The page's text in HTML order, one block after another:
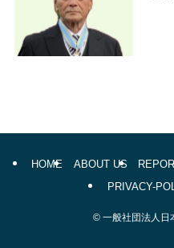
HOME ABOUT US
PRIVACY-
© 一般社団法人日